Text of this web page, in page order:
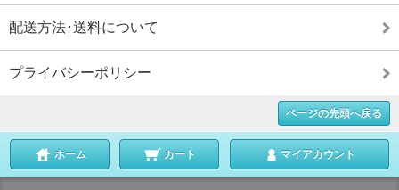
配送方法･送料について
プライバシーポリシー
ページの先頭へ戻る
ホーム カート マイアカウント